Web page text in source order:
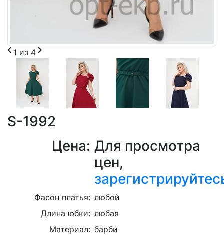
1 из 4
S-1992
Цена: Для просмотра
цен,
Фасон платья: любой
Длина юбки: любая
Материал: барби